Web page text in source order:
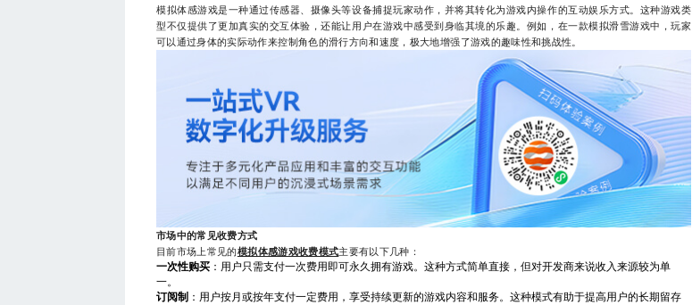
模拟体感游戏是一种通过传感器、摄像头等设备捕捉玩家动作，并将其转化为游戏内操作的互动娱乐方式。这种游戏类
型不仅提供了更加真实的交互体验，还能让用户在游戏中感受到身临其境的乐趣。例如，在一款模拟滑雪游戏中，玩家
可以通过身体的实际动作来控制角色的滑行方向和速度，极大地增强了游戏的趣味性和挑战性。
市场中的常见收费方式
目前市场上常见的模拟体感游戏收费模式主要有以下几种：
一次性购买 ：用户只需支付一次费用即可永久拥有游戏。这种方式简单直接，但对开发商来说收入来源较为单
一。
订阅制 ：用户按月或按年支付一定费用，享受持续更新的游戏内容和服务。这种模式有助于提高用户的长期留存